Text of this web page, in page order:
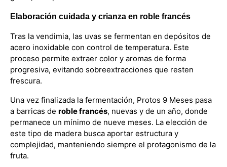
Elaboración cuidada y crianza en roble francés
Tras la vendimia, las uvas se fermentan en depósitos de
acero inoxidable con control de temperatura. Este
proceso permite extraer color y aromas de forma
progresiva, evitando sobreextracciones que resten
frescura.
Una vez finalizada la fermentación, Protos 9 Meses pasa
a barricas de roble francés, nuevas y de un año, donde
permanece un mínimo de nueve meses. La elección de
este tipo de madera busca aportar estructura y
complejidad, manteniendo siempre el protagonismo de la
fruta.